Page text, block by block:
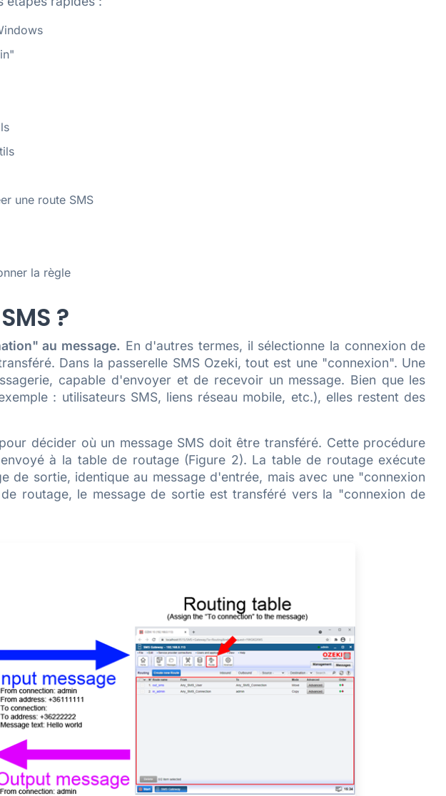
une route SMS
la règle
?
au message. En d'autres termes, il sélectionne la connexion de
Dans la passerelle SMS Ozeki, tout est une "connexion". Une
capable d'envoyer et de recevoir un message. Bien que les
: utilisateurs SMS, liens réseau mobile, etc.), elles restent des
décider où un message SMS doit être transféré. Cette procédure
à la table de routage (Figure 2). La table de routage exécute
de sortie, identique au message d'entrée, mais avec une "connexion
routage, le message de sortie est transféré vers la "connexion de